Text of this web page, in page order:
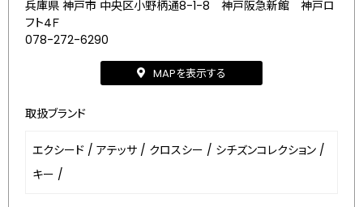
兵庫県 神戸市 中央区小野柄通8-1-8 神戸阪急新館 神戸ロ
フト4Ｆ
078-272-6290
MAPを表示する
取扱ブランド
エクシード / アテッサ / クロスシー / シチズンコレクション /
キー /